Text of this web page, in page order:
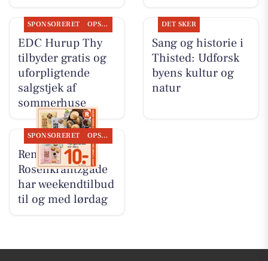
SPONSORERET OPSLAGSTAVLEN
EDC Hurup Thy
tilbyder gratis og
uforpligtende
salgstjek af
sommerhuse
DET SKER
Sang og historie i
Thisted: Udforsk
byens kultur og
natur
SPONSORERET OPSLAGSTAVLEN
Rema 1000
Rosenkrantzgade
har weekendtilbud
til og med lørdag